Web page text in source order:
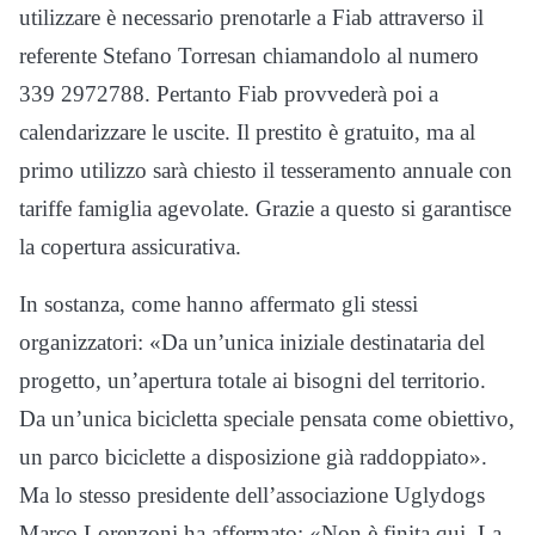
utilizzare è necessario prenotarle a Fiab attraverso il
referente Stefano Torresan chiamandolo al numero
339 2972788. Pertanto Fiab provvederà poi a
calendarizzare le uscite. Il prestito è gratuito, ma al
primo utilizzo sarà chiesto il tesseramento annuale con
tariffe famiglia agevolate. Grazie a questo si garantisce
la copertura assicurativa.
In sostanza, come hanno affermato gli stessi
organizzatori: «Da un’unica iniziale destinataria del
progetto, un’apertura totale ai bisogni del territorio.
Da un’unica bicicletta speciale pensata come obiettivo,
un parco biciclette a disposizione già raddoppiato».
Ma lo stesso presidente dell’associazione Uglydogs